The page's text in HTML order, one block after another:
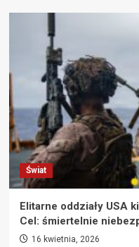
Świat
Elitarne oddziały USA
Cel: śmiertelnie
16 kwietnia, 2026